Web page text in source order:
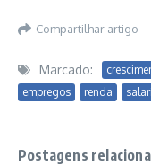
Compartilhar artigo
Marcado:
empregos
renda
Postagens